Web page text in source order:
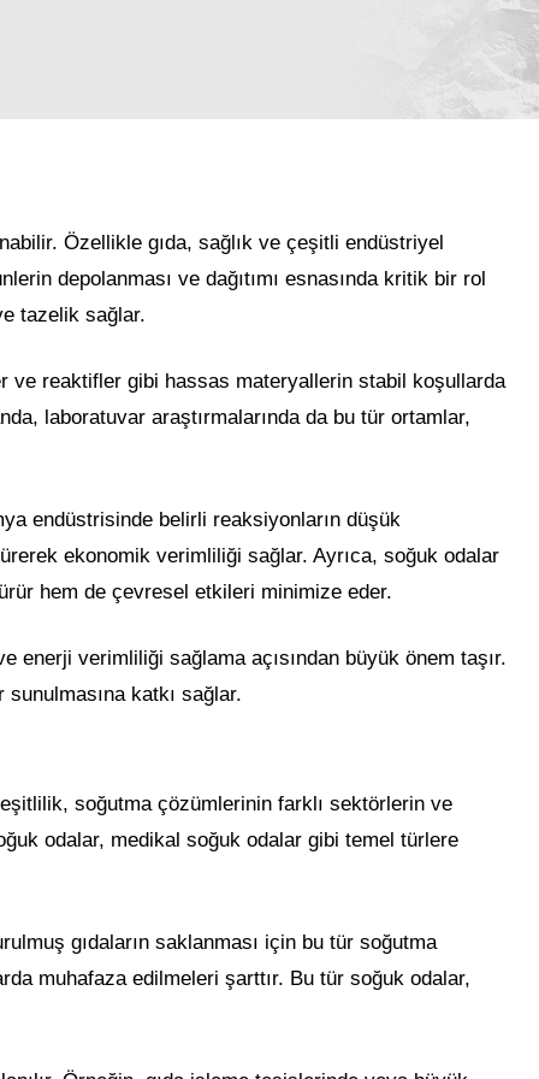
Özellikle gıda, sağlık ve çeşitli endüstriyel
depolanması ve dağıtımı esnasında kritik bir rol
tazelik sağlar.
ve reaktifler gibi hassas materyallerin stabil koşullarda
laboratuvar araştırmalarında da bu tür ortamlar,
endüstrisinde belirli reaksiyonların düşük
ekonomik verimliliği sağlar. Ayrıca, soğuk odalar
hem de çevresel etkileri minimize eder.
enerji verimliliği sağlama açısından büyük önem taşır.
katkı sağlar.
soğutma çözümlerinin farklı sektörlerin ve
odalar, medikal soğuk odalar gibi temel türlere
gıdaların saklanması için bu tür soğutma
muhafaza edilmeleri şarttır. Bu tür soğuk odalar,